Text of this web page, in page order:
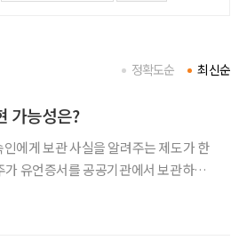
최신순
정확도순
가능성은?
에게 보관 사실을 알려주는 제도가 한
유언증서를 공공기관에서 보관하고